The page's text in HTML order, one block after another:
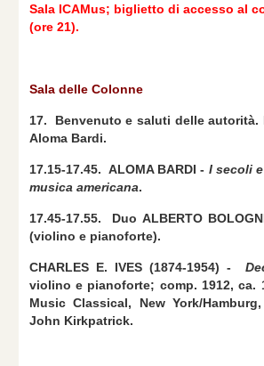
Sala ICAMus; biglietto di accesso al
(ore 21).
Sala delle Colonne
17. Benvenuto e saluti delle autorità.
Aloma Bardi.
17.15-17.45. ALOMA BARDI - I secoli
musica americana.
17.45-17.55. Duo ALBERTO
(violino e pianoforte).
CHARLES E. IVES (1874-1954) -
violino e pianoforte; comp. 1912, ca.
Music Classical, New York/
John Kirkpatrick.